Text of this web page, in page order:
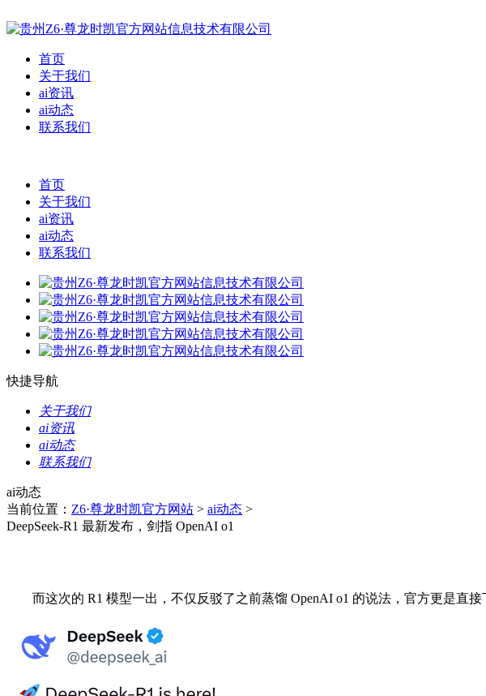
首页
关于我们
ai资讯
ai动态
联系我们
首页
关于我们
ai资讯
ai动态
联系我们
快捷导航
关于我们
ai资讯
ai动态
联系我们
ai动态
当前位置： Z6·尊龙时凯官方网站 > ai动态 >
DeepSeek-R1 最新发布，剑指 OpenAI o1
而这次的 R1 模型一出，不仅反驳了之前蒸馏 OpenAI o1 的说法，官方更是直接